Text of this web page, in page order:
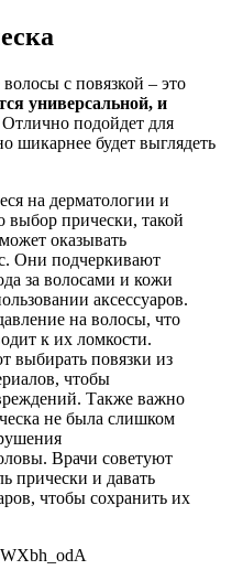
с повязкой – это
универсальной, и
Отлично подойдет для
шикарнее будет выглядеть
на дерматологии и
выбор прически, такой
оказывать
Они подчеркивают
за волосами и кожи
аксессуаров.
на волосы, что
к их ломкости.
выбирать повязки из
чтобы
Также важно
не была слишком
Врачи советуют
прически и давать
чтобы сохранить их